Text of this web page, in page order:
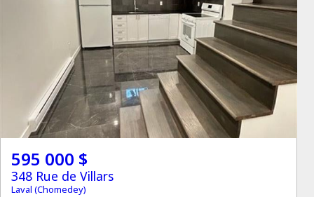
595 000 $
348 Rue de Villars
Laval (Chomedey)